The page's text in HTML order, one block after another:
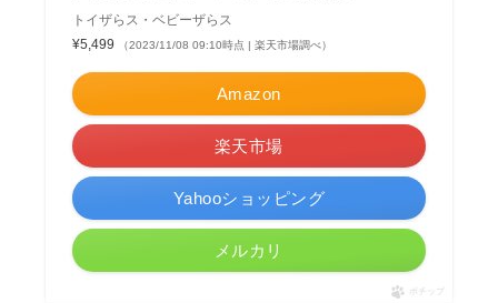
トイザらス・ベビーザらス
¥5,499
（2023/11/08 09:10時点 | 楽天市場調べ）
Amazon
楽天市場
Yahooショッピング
メルカリ
ポチップ